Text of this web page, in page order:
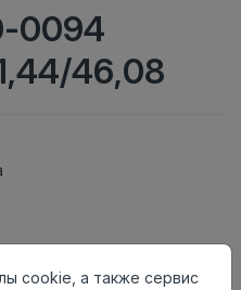
0094
46,08
cookie, а также сервис